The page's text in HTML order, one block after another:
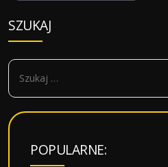
SZUKAJ
S
k
POPULARNE: